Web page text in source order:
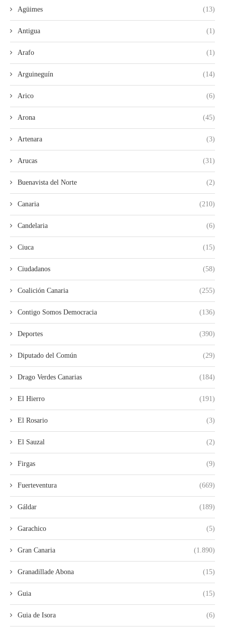
Agüimes (13)
Antigua (1)
Arafo (1)
Arguineguín (14)
Arico (6)
Arona (45)
Artenara (3)
Arucas (31)
Buenavista del Norte (2)
Canaria (210)
Candelaria (6)
Ciuca (15)
Ciudadanos (58)
Coalición Canaria (255)
Contigo Somos Democracia (136)
Deportes (390)
Diputado del Común (29)
Drago Verdes Canarias (184)
El Hierro (191)
El Rosario (3)
El Sauzal (2)
Firgas (9)
Fuerteventura (669)
Gáldar (189)
Garachico (5)
Gran Canaria (1.890)
Granadillade Abona (15)
Guia (15)
Guia de Isora (6)